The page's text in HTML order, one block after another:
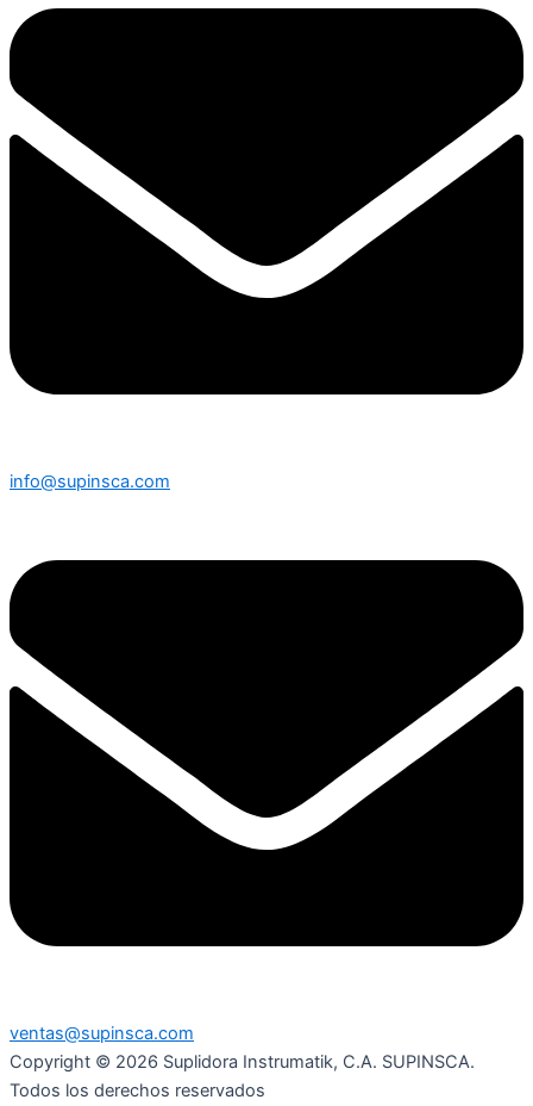
info@supinsca.com
ventas@supinsca.com
Copyright © 2026 Suplidora Instrumatik, C.A. SUPINSCA.
Todos los derechos reservados